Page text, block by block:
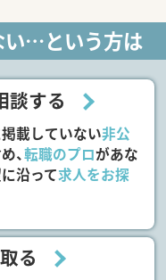
い…という方は
談する
載していない非公
、転職のプロがあな
沿って求人をお探
る